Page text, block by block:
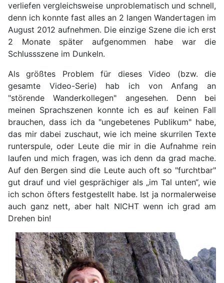
verliefen vergleichsweise unproblematisch und schnell,
denn ich konnte fast alles an 2 langen Wandertagen im
August 2012 aufnehmen. Die einzige Szene die ich erst
2 Monate später aufgenommen habe war die
Schlussszene im Dunkeln.
Als größtes Problem für dieses Video (bzw. die
gesamte Video-Serie) hab ich von Anfang an
"störende Wanderkollegen" angesehen. Denn bei
meinen Sprachszenen konnte ich es auf keinen Fall
brauchen, dass ich da "ungebetenes Publikum" habe,
das mir dabei zuschaut, wie ich meine skurrilen Texte
runterspule, oder Leute die mir in die Aufnahme rein
laufen und mich fragen, was ich denn da grad mache.
Auf den Bergen sind die Leute auch oft so "furchtbar"
gut drauf und viel gesprächiger als „im Tal unten“, wie
ich schon öfters festgestellt habe. Ist ja normalerweise
auch ganz nett, aber halt NICHT wenn ich grad am
Drehen bin!